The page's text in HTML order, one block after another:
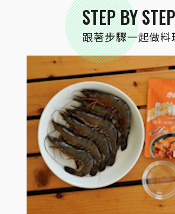
STEP BY STEP
跟著步驟一起做料
STEP02
草蝦開背去腸泥，與米酒及蒜
約15分鐘